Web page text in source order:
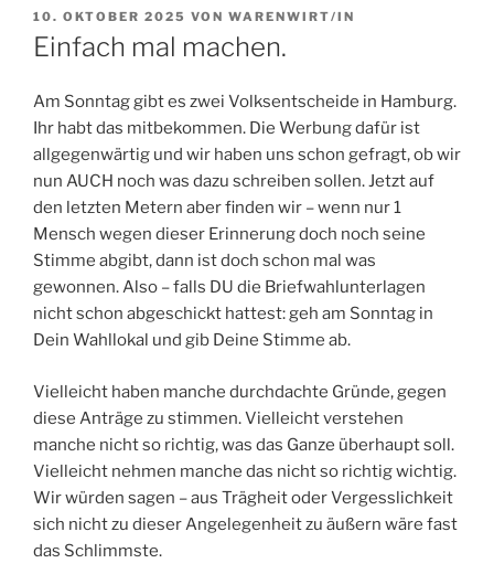
VERÖFFENTLICHT
AM
10. OKTOBER 2025 VON WARENWIRT/IN
Einfach mal machen.
Am Sonntag gibt es zwei Volksentscheide in Hamburg.
Ihr habt das mitbekommen. Die Werbung dafür ist
allgegenwärtig und wir haben uns schon gefragt, ob wir
nun AUCH noch was dazu schreiben sollen. Jetzt auf
den letzten Metern aber finden wir – wenn nur 1
Mensch wegen dieser Erinnerung doch noch seine
Stimme abgibt, dann ist doch schon mal was
gewonnen. Also – falls DU die Briefwahlunterlagen
nicht schon abgeschickt hattest: geh am Sonntag in
Dein Wahllokal und gib Deine Stimme ab.
Vielleicht haben manche durchdachte Gründe, gegen
diese Anträge zu stimmen. Vielleicht verstehen
manche nicht so richtig, was das Ganze überhaupt soll.
Vielleicht nehmen manche das nicht so richtig wichtig.
Wir würden sagen – aus Trägheit oder Vergesslichkeit
sich nicht zu dieser Angelegenheit zu äußern wäre fast
das Schlimmste.